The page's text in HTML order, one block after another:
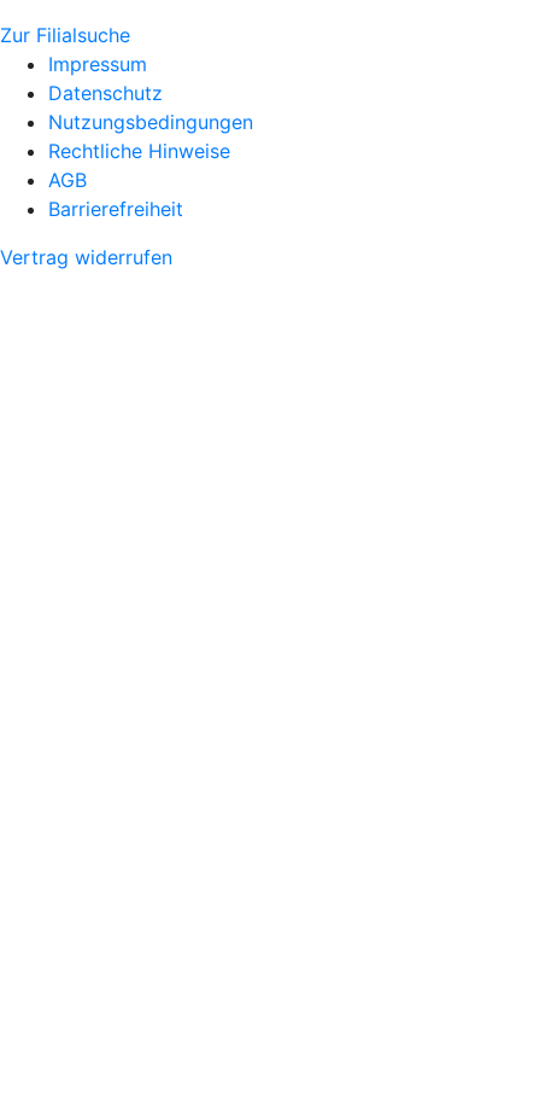
Zur Filialsuche
Impressum
Datenschutz
Nutzungsbedingungen
Rechtliche Hinweise
AGB
Barrierefreiheit
Vertrag widerrufen